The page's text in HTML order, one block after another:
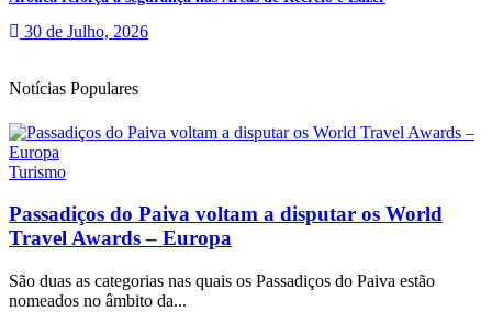
30 de Julho, 2026
Notícias Populares
Turismo
Passadiços do Paiva voltam a disputar os World
Travel Awards – Europa
São duas as categorias nas quais os Passadiços do Paiva estão
nomeados no âmbito da...